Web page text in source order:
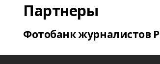
Партнеры
Фотобанк журналистов